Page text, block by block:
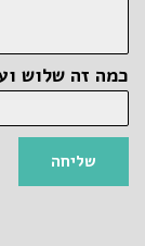
כמה זה שלוש
שליחה